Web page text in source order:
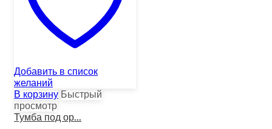
Добавить в список
желаний
В корзину Быстрый
просмотр
Тумба под ор...